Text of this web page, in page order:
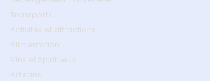
Transports
Activités et attractions
Alimentation
Vins et Spiritueux
Artisans